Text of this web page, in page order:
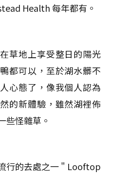
Health 每年都有。
草地上享受整日的陽光
都可以，至於湖水髒不
心態了，像我個人認為
的新體驗，雖然湖裡佈
些怪雜草。
行的去處之一 " Looftop